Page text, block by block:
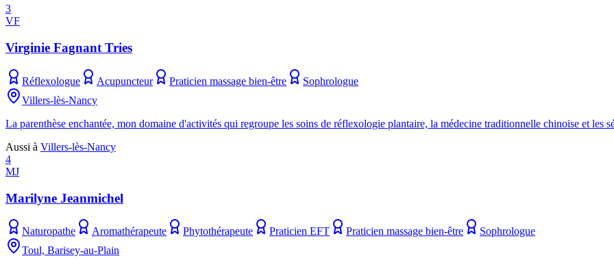
3
VF
Virginie Fagnant Tries
Réflexologue Acupuncteur Praticien massage bien-être
Sophrologue
Villers-lès-Nancy
La parenthèse enchantée, mon domaine d'activités qui regroupe les soins de réflexologie plantaire, la médecine traditionnelle chinoise et les
Aussi à Villers-lès-Nancy
4
MJ
Marilyne Jeanmichel
Naturopathe Aromathérapeute Phytothérapeute Praticien EFT Praticien massage bien-être
Sophrologue
Toul, Barisey-au-Plain